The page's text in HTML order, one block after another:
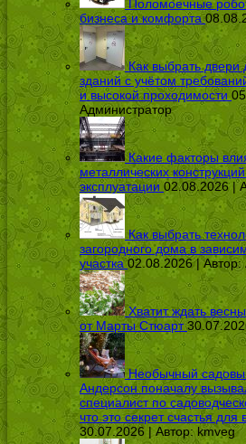
Поломоечные
бизнеса и комфорта
Как выбрать
зданий с учётом
и высокой проходимости
Администратор
Какие факторы
металлических
эксплуатации 02.08.2026 |
Как выбрать
загородного дома в
участка 02.08.2026 | Автор:
Хватит ждать
от Марты Стюарт
Необычный
Андерсон поначалу
специалист по
что это секрет счастья
30.07.2026 | Автор:kmveg